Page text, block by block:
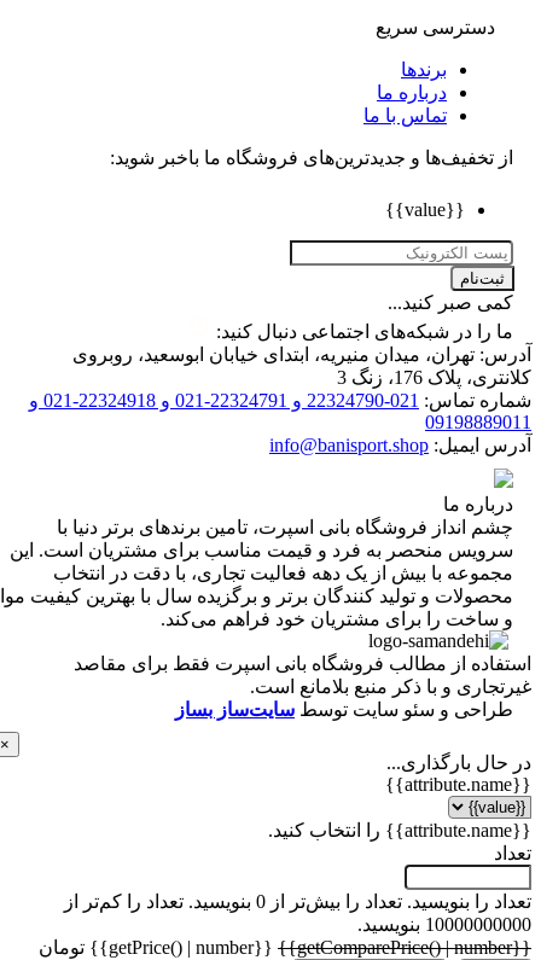
دسترسی سریع
برندها
درباره ما
تماس با ما
تخفیف‌ها و جدیدترین‌های فروشگاه ما باخبر شوید:
صبر کنید...
را در شبکه‌های اجتماعی دنبال کنید:
تهران، میدان منیریه، ابتدای خیابان ابوسعید، روبروی
پلاک 176، زنگ 3
تماس:
021-22324790 و 22324791-021 و 22324918-021 و
ایمیل: info@banisport.shop
ما
انداز فروشگاه‌ بانی اسپرت، تامین برندهای برتر دنیا با
منحصر به فرد و قیمت مناسب برای مشتریان است. این
با بیش از یک دهه فعالیت تجاری، با دقت در انتخاب
و تولید کنندگان برتر و برگزیده سال با بهترین کیفیت مواد
را برای مشتریان خود فراهم می‌کند.
از مطالب فروشگاه بانی اسپرت فقط برای مقاصد
و با ذکر منبع بلامانع است.
و سئو سایت توسطسایت‌ساز بساز
بارگذاری...
را بنویسید.تعداد را بیش‌تر از 0 بنویسید.
تعداد را کم‌تر از
بنویسید.
{{getPrice() | number}} تومان